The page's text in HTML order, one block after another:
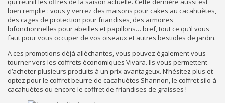
bien remplie : vous y verrez des maisons pour cakes au cacahuètes,
des cages de protection pour friandises, des armoires
bifonctionnelles pour abeilles et papillons… bref, tout ce qu’il vous
faut pour vous occuper de vos oiseaux et autres bestioles de jardin.
A ces promotions déjà alléchantes, vous pouvez également vous
tourner vers les coffrets économiques Vivara. Ils vous permettent
d’acheter plusieurs produits à un prix avantageux. N’hésitez plus et
optez pour le coffret beurre de cacahuètes Shannon, le coffret silo à
cacahuètes ou encore le coffret de friandises de graisses !